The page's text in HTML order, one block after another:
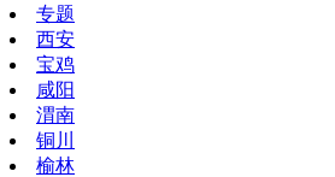
专题
西安
宝鸡
咸阳
渭南
铜川
榆林